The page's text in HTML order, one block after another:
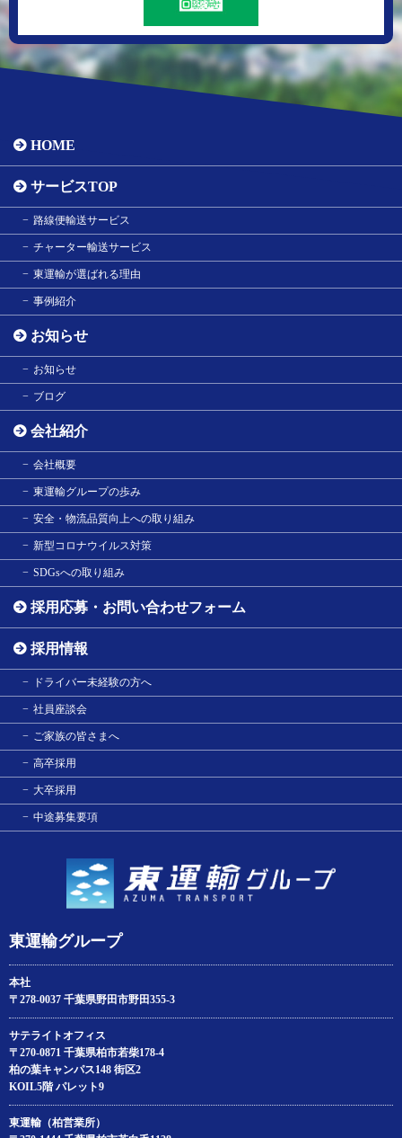
東運輸グループ
本社
〒278-0037 千葉県野田市野田355-3
サテライトオフィス
〒270-0871 千葉県柏市若柴178‐4
柏の葉キャンパス148 街区2
KOIL5階 パレット9
東運輸（柏営業所）
HOME
サービスTOP
路線便輸送サービス
チャーター輸送サービス
東運輸が選ばれる理由
事例紹介
お知らせ
お知らせ
ブログ
会社紹介
会社概要
東運輸グループの歩み
安全・物流品質向上への取り組み
新型コロナウイルス対策
SDGsへの取り組み
採用応募・お問い合わせフォーム
採用情報
ドライバー未経験の方へ
社員座談会
ご家族の皆さまへ
高卒採用
大卒採用
中途募集要項